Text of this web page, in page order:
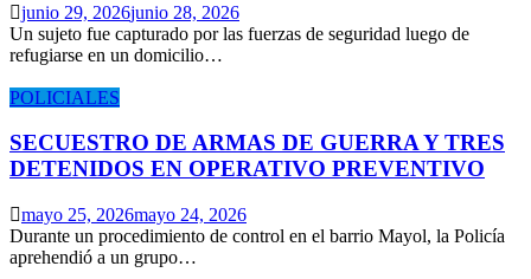
junio 29, 2026junio 28, 2026
Un sujeto fue capturado por las fuerzas de seguridad luego de
refugiarse en un domicilio…
POLICIALES
SECUESTRO DE ARMAS DE GUERRA Y TRES
DETENIDOS EN OPERATIVO PREVENTIVO
mayo 25, 2026mayo 24, 2026
Durante un procedimiento de control en el barrio Mayol, la Policía
aprehendió a un grupo…